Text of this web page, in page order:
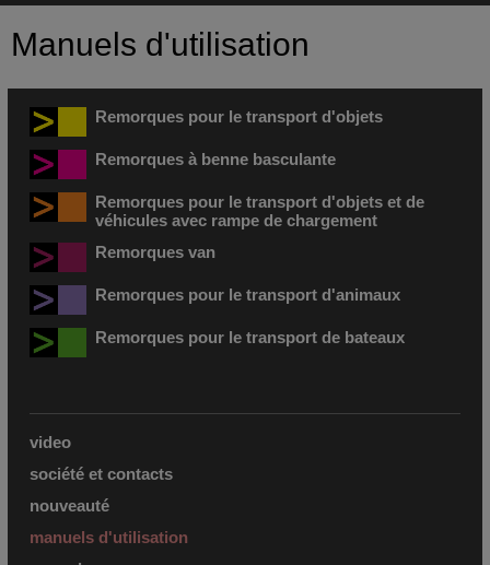
Manuels d'utilisation
Remorques pour le transport d'objets
Remorques à benne basculante
Remorques pour le transport d'objets et de
véhicules avec rampe de chargement
Remorques van
Remorques pour le transport d'animaux
Remorques pour le transport de bateaux
video
société et contacts
nouveauté
manuels d'utilisation